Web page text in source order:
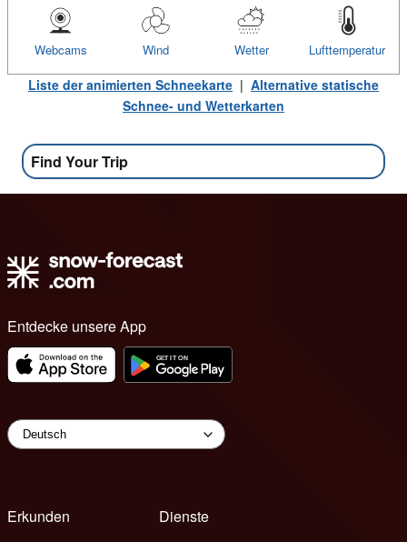
Lufttemperatur
Wetter
Wind
Webcams
Liste der animierten Schneekarte | Alternative statische
Schnee- und Wetterkarten
Find Your Trip
Entdecke unsere App
Erkunden
Dienste